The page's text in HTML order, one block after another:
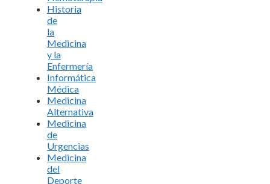
Historia
de
la
Medicina
y la
Enfermería
Informática
Médica
Medicina
Alternativa
Medicina
de
Urgencias
Medicina
del
Deporte